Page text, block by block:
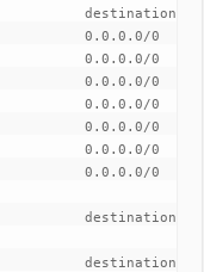
destination
0.0.0.0/0
0.0.0.0/0
0.0.0.0/0
0.0.0.0/0
0.0.0.0/0
0.0.0.0/0
0.0.0.0/0
destination
destination